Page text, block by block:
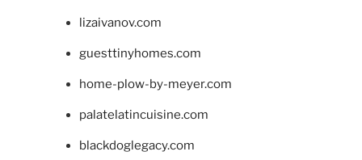
lizaivanov.com
guesttinyhomes.com
home-plow-by-meyer.com
palatelatincuisine.com
blackdoglegacy.com